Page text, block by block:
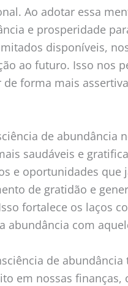
Ao adotar essa
e prosperidade
disponíveis,
ao futuro. Isso nos
de forma mais
de abundância
saudáveis e
e oportunidades que
de gratidão e
fortalece os laços
abundância com
de
em nossas